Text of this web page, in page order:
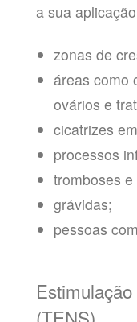
a sua
zonas de
áreas como
ovários e
cicatrizes
processos
tromboses
grávidas;
pessoas